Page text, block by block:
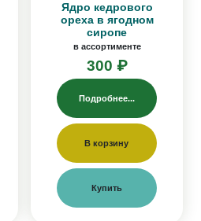
Ядро кедрового
ореха в ягодном
сиропе
в ассортименте
300 ₽
Подробнее...
В корзину
Купить